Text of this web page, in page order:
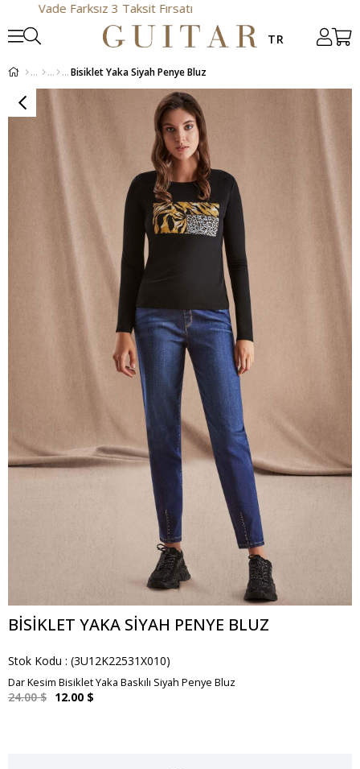
Farksız 3 Taksit Fırsatı
Bisiklet Yaka Siyah Penye Bluz
BISIKLET YAKA SIYAH PENYE BLUZ
Stok Kodu (3U12K22531X010)
Dar Kesim Bisiklet Yaka Baskılı Siyah Penye Bluz
24.00 $ 12.00 $